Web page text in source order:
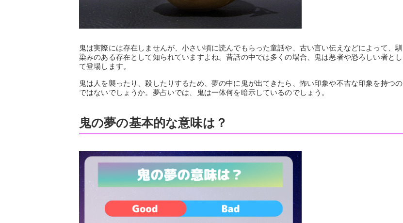
鬼は実際には存在しませんが、小さい頃に読んでもらった童話や、古い言い伝えなどによって、馴
染みのある存在として知られていますよね。昔話の中では多くの場合、鬼は悪者や恐ろしい者とし
て登場します。
鬼は人を襲ったり、殺したりするため、夢の中に鬼が出てきたら、怖い印象や不吉な印象を持つの
ではないでしょうか。夢占いでは、鬼は一体何を暗示しているのでしょう。
鬼の夢の基本的な意味は？